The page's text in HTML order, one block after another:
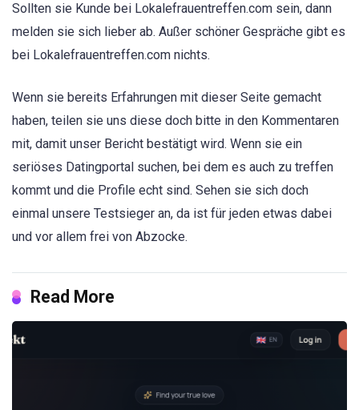
Sollten sie Kunde bei Lokalefrauentreffen.com sein, dann
melden sie sich lieber ab. Außer schöner Gespräche gibt es
bei Lokalefrauentreffen.com nichts.
Wenn sie bereits Erfahrungen mit dieser Seite gemacht
haben, teilen sie uns diese doch bitte in den Kommentaren
mit, damit unser Bericht bestätigt wird. Wenn sie ein
seriöses Datingportal suchen, bei dem es auch zu treffen
kommt und die Profile echt sind. Sehen sie sich doch
einmal unsere Testsieger an, da ist für jeden etwas dabei
und vor allem frei von Abzocke.
Read More